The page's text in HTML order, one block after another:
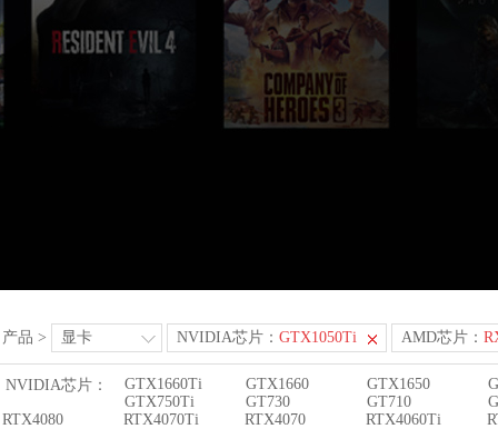
产品 > 显卡 NVIDIA芯片： GTX1050Ti AMD芯片：
NVIDIA芯片： GTX1660Ti GTX1660 GTX1650
GTX750Ti
GT730 GT710
RTX4080
RTX4070Ti RTX4070 RTX4060Ti